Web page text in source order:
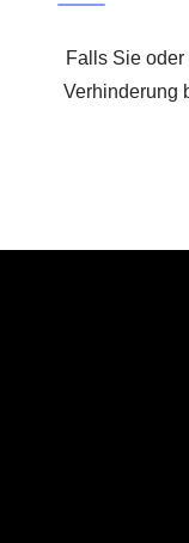
Falls Sie
Verhinderung